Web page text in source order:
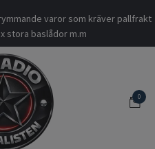
varor som kräver pallfrakt
stora baslådor m.m
0